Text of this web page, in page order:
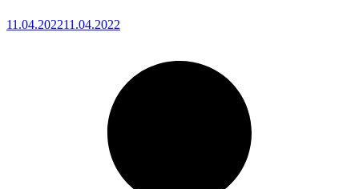
11.04.202211.04.2022